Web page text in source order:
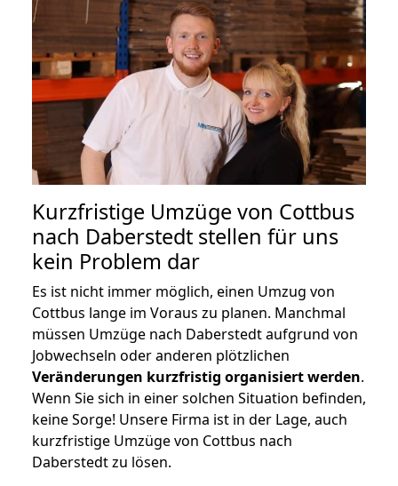
Kurzfristige Umzüge von Cottbus
nach Daberstedt stellen für uns
kein Problem dar
Es ist nicht immer möglich, einen Umzug von
Cottbus lange im Voraus zu planen. Manchmal
müssen Umzüge nach Daberstedt aufgrund von
Jobwechseln oder anderen plötzlichen
Veränderungen kurzfristig organisiert werden.
Wenn Sie sich in einer solchen Situation befinden,
keine Sorge! Unsere Firma ist in der Lage, auch
kurzfristige Umzüge von Cottbus nach
Daberstedt zu lösen.